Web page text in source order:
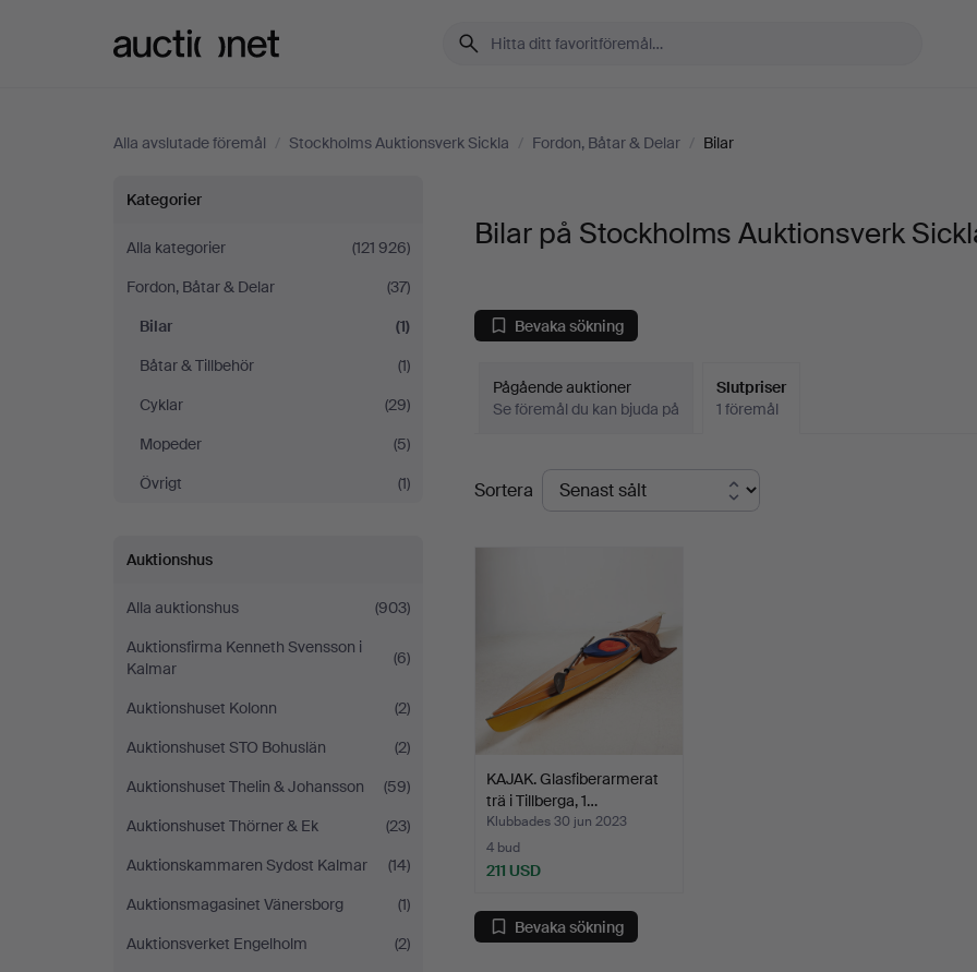
Alla avslutade föremål / Stockholms Auktionsverk Sickla / Fordon, Båtar & Delar / Bilar
Bilar
på
Stockholms
Auktionsverk
Sickla
Kategorier
Alla kategorier
(121 926)
Fordon, Båtar & Delar
(37)
Bilar
(1)
Båtar & Tillbehör
(1)
Cyklar
(29)
Mopeder
(5)
Övrigt
(1)
Auktionshus
Alla auktionshus
(903)
Auktionsfirma Kenneth Svensson i
Kalmar
(6)
Auktionshuset Kolonn
(2)
Auktionshuset STO Bohuslän
(2)
Auktionshuset Thelin & Johansson
(59)
Auktionshuset Thörner & Ek
(23)
Auktionskammaren Sydost Kalmar
(14)
Auktionsmagasinet Vänersborg
(1)
Auktionsverket Engelholm
(2)
Bilar på Stockholms Auktionsverk
Bevaka sökning
Pågående auktioner
Se föremål du kan bjuda på
Slutpriser
1 föremål
Slutpriser
Sortera
KAJAK. Glasfiberarmerat
trä i Tillberga, 1…
Klubbades 30 jun 2023
4 bud
211 USD
Bevaka sökning